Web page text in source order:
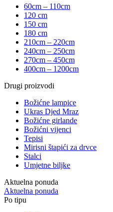
60cm – 110cm
120 cm
150 cm
180 cm
210cm – 220cm
240cm – 250cm
270cm – 450cm
400cm – 1200cm
Drugi proizvodi
Božićne lampice
Ukras Djed Mraz
Božićne girlande
Božićni vijenci
Tepisi
Mirisni štapići za drvce
Stalci
Umjetne biljke
Aktuelna ponuda
Aktuelna ponuda
Po tipu